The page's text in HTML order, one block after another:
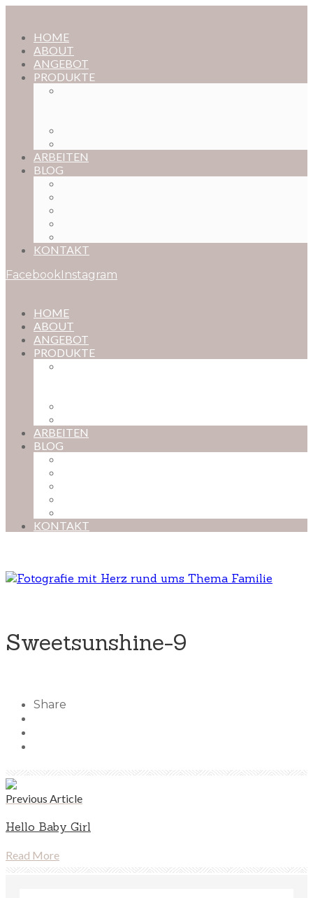
HOME
ABOUT
ANGEBOT
PRODUKTE
ARBEITEN
BLOG
KONTAKT
FacebookInstagram
HOME
ABOUT
ANGEBOT
PRODUKTE
ARBEITEN
BLOG
KONTAKT
Sweetsunshine-9
Share
Previous Article
Hello Baby Girl
Read More